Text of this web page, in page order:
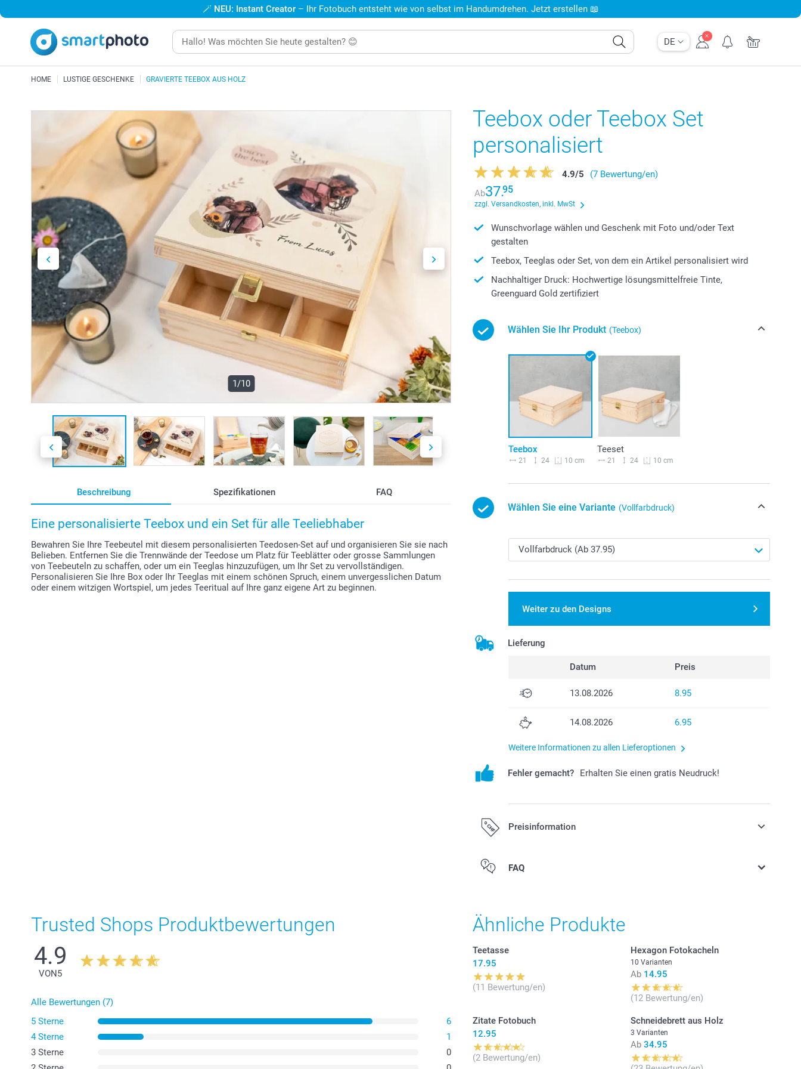
DE
🪄 NEU: Instant Creator – Ihr Fotobuch entsteht wie von selbst im Handumdrehen. Jetzt erstellen 📖
HOME LUSTIGE GESCHENKE GRAVIERTE TEEBOX AUS HOLZ
1/10
Beschreibung Spezifikationen FAQ
Eine personalisierte Teebox und ein Set für alle Teeliebhaber
Bewahren Sie Ihre Teebeutel mit diesem personalisierten Teedosen-Set auf und organisieren Sie sie nach
Belieben. Entfernen Sie die Trennwände der Teedose um Platz für Teeblätter oder grosse Sammlungen
von Teebeuteln zu schaffen, oder um ein Teeglas hinzuzufügen, um Ihr Set zu vervollständigen.
Personalisieren Sie Ihre Box oder Ihr Teeglas mit einem schönen Spruch, einem unvergesslichen Datum
oder einem witzigen Wortspiel, um jedes Teeritual auf Ihre ganz eigene Art zu beginnen.
Teebox oder Teebox Set
personalisiert
4.9/5
(7 Bewertung/en)
Ab37.95
zzgl. Versandkosten, inkl. MwSt
Wunschvorlage wählen und Geschenk mit Foto und/oder Text
gestalten
Teebox, Teeglas oder Set, von dem ein Artikel personalisiert wird
Nachhaltiger Druck: Hochwertige lösungsmittelfreie Tinte,
Greenguard Gold zertifiziert
Wählen Sie Ihr Produkt (Teebox)
Teebox
21 24 10 cm
Teeset
21 24 10 cm
Wählen Sie eine Variante (Vollfarbdruck)
Weiter zu den Designs
Lieferung
Datum Preis
13.08.2026 8.95
14.08.2026 6.95
Weitere Informationen zu allen Lieferoptionen
Fehler gemacht? Erhalten Sie einen gratis Neudruck!
Preisinformation
Alle Preise verstehen sich in Schweizer Franken (CHF) inkl. MwSt. und
FAQ
Trusted Shops Produktbewertungen
4.9
VON 5
Alle Bewertungen (7)
5 Sterne
6
4 Sterne
1
3 Sterne
0
Ähnliche Produkte
Teetasse
17.95
(11 Bewertung/en)
Hexagon Fotokacheln
10 Varianten
Ab 14.95
(12 Bewertung/en)
Zitate Fotobuch
12.95
(2 Bewertung/en)
Schneidebrett aus Holz
3 Varianten
Ab 34.95